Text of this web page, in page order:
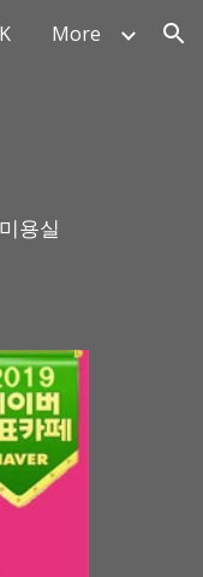
More
용실